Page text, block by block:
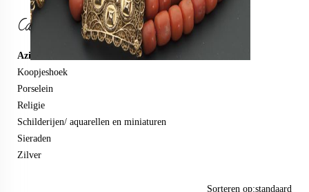
Categorieën
Aziatica
Koopjeshoek
Porselein
Religie
Schilderijen/ aquarellen en miniaturen
Sieraden
Zilver
Sorteren op:standaard